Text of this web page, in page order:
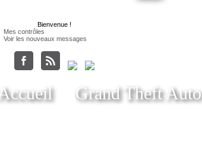
Bienvenue !
Mes contrôles
Voir les nouveaux messages
Accueil Grand Theft Auto